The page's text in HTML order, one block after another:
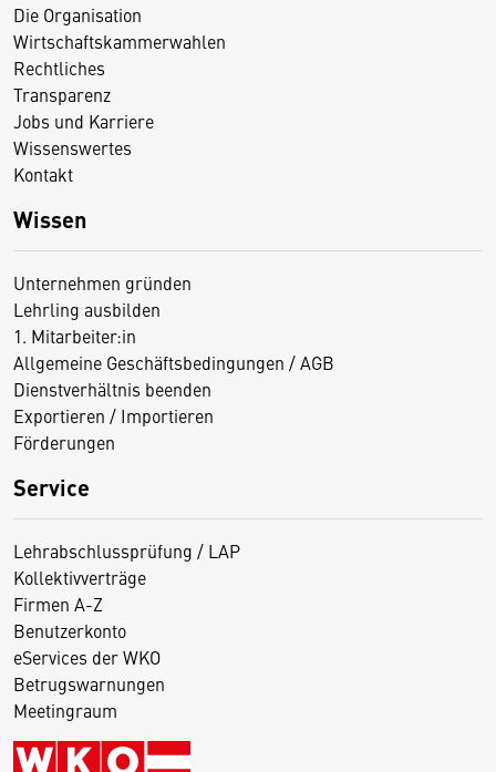
Die Organisation
Wirtschaftskammerwahlen
Rechtliches
Transparenz
Jobs und Karriere
Wissenswertes
Kontakt
Wissen
Unternehmen gründen
Lehrling ausbilden
1. Mitarbeiter:in
Allgemeine Geschäftsbedingungen / AGB
Dienstverhältnis beenden
Exportieren / Importieren
Förderungen
Service
Lehrabschlussprüfung / LAP
Kollektivverträge
Firmen A-Z
Benutzerkonto
eServices der WKO
Betrugswarnungen
Meetingraum